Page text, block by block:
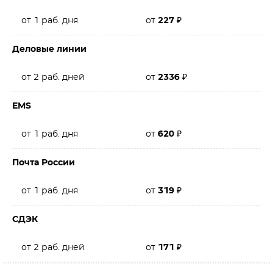
от 1 раб. дня от 227 ₽
Деловые линии
от 2 раб. дней от 2336 ₽
EMS
от 1 раб. дня от 620 ₽
Почта России
от 1 раб. дня от 319 ₽
СДЭК
от 2 раб. дней от 171 ₽